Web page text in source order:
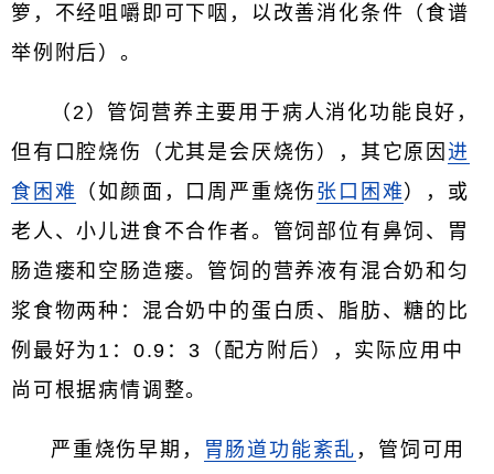
箩，不经咀嚼即可下咽，以改善消化条件（食谱
举例附后）。
（2）管饲营养主要用于病人消化功能良好，
但有口腔烧伤（尤其是会厌烧伤），其它原因 进
食困难
（如颜面，口周严重烧伤 张口困难），或
老人、小儿进食不合作者。管饲部位有鼻饲、胃
肠造瘘和空肠造瘘。管饲的营养液有混合奶和匀
浆食物两种：混合奶中的蛋白质、脂肪、糖的比
例最好为1：0.9：3（配方附后），实际应用中
尚可根据病情调整。
严重烧伤早期， 胃肠道功能紊乱 ，管饲可用